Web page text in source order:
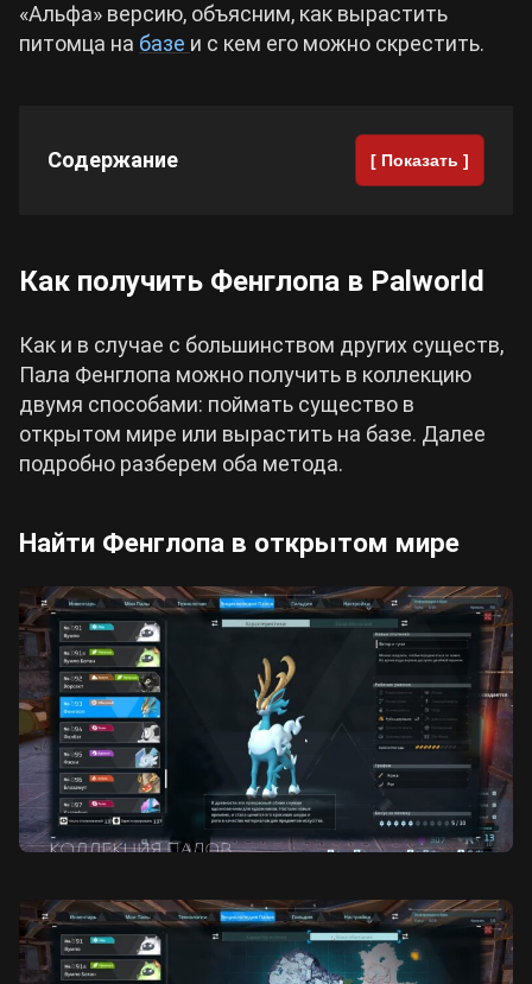
Hogwarts Legacy
Все игры
«Альфа» версию, объясним, как вырастить
питомца на базе и с кем его можно скрестить.
Содержание [ Показать ]
Как получить Фенглопа в Palworld
Как и в случае с большинством других существ,
Пала Фенглопа можно получить в коллекцию
двумя способами: поймать существо в
открытом мире или вырастить на базе. Далее
подробно разберем оба метода.
Найти Фенглопа в открытом мире